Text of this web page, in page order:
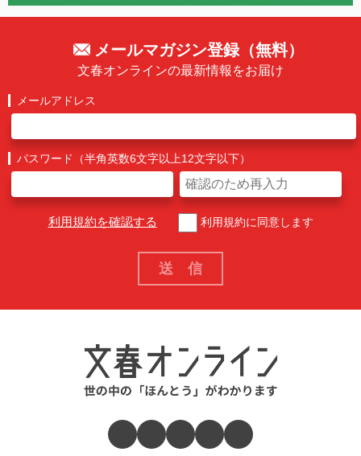
メールマガジン登録（無料）
文春オンラインの最新情報をお届け
メールアドレス
パスワード（半角英数6文字以上12文字以下）
利用規約を確認する 利用規約に同意します